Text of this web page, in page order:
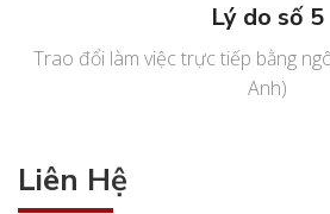
Lý do số 5
Trao đổi làm việc trực tiếp bằng
Anh)
Liên Hệ